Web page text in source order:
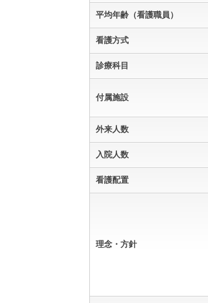
平均年齢（看護職員）
看護方式
診療科目
付属施設
外来人数
入院人数
看護配置
理念・方針